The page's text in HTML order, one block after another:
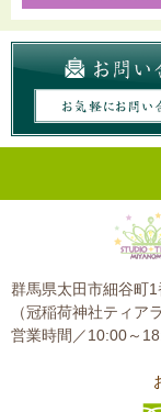
群馬県太田市細谷町1
（冠稲荷神社ティア
営業時間／10:00～